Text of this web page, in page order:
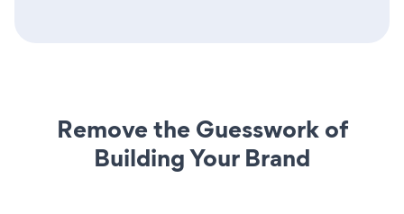
Remove the Guesswork of
Building Your Brand